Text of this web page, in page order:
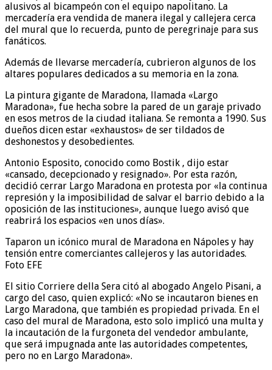
alusivos al bicampeón con el equipo napolitano. La
mercadería era vendida de manera ilegal y callejera cerca
del mural que lo recuerda, punto de peregrinaje para sus
fanáticos.
Además de llevarse mercadería, cubrieron algunos de los
altares populares dedicados a su memoria en la zona.
La pintura gigante de Maradona, llamada «Largo
Maradona», fue hecha sobre la pared de un garaje privado
en esos metros de la ciudad italiana. Se remonta a 1990. Sus
dueños dicen estar «exhaustos» de ser tildados de
deshonestos y desobedientes.
Antonio Esposito, conocido como Bostik , dijo estar
«cansado, decepcionado y resignado». Por esta razón,
decidió cerrar Largo Maradona en protesta por «la continua
represión y la imposibilidad de salvar el barrio debido a la
oposición de las instituciones», aunque luego avisó que
reabrirá los espacios «en unos días».
Taparon un icónico mural de Maradona en Nápoles y hay
tensión entre comerciantes callejeros y las autoridades.
Foto EFE
El sitio Corriere della Sera citó al abogado Angelo Pisani, a
cargo del caso, quien explicó: «No se incautaron bienes en
Largo Maradona, que también es propiedad privada. En el
caso del mural de Maradona, esto solo implicó una multa y
la incautación de la furgoneta del vendedor ambulante,
que será impugnada ante las autoridades competentes,
pero no en Largo Maradona».